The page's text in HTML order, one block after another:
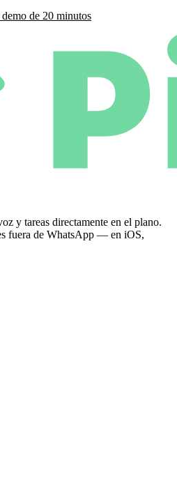
de 20 minutos
y tareas directamente en el plano.
fuera de WhatsApp — en iOS,